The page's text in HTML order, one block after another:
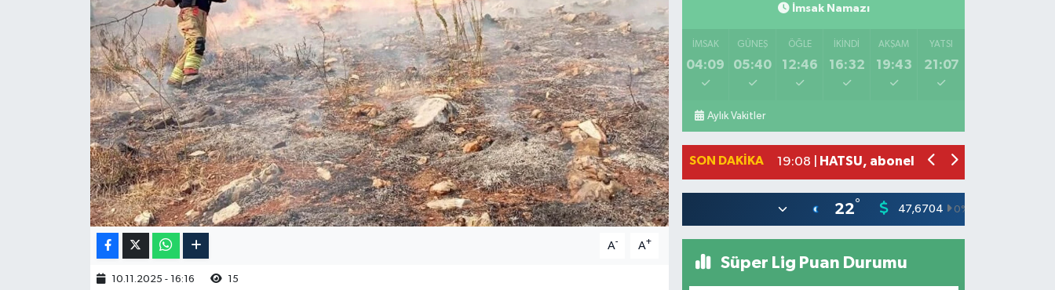
A- A+
10.11.2025 - 16:16 15
İmsak Namazı
İMSAK
04:09
GÜNEŞ
05:40
ÖĞLE
12:46
İKINDI
16:32
AKŞAM
19:43
YATSI
21:07
Aylık Vakitler
SON DAKIKA
21:17 |
19:08 |
HATSU, abonelerine bin litre suyu
22° 47,6704 0%
Süper Lig Puan Durumu